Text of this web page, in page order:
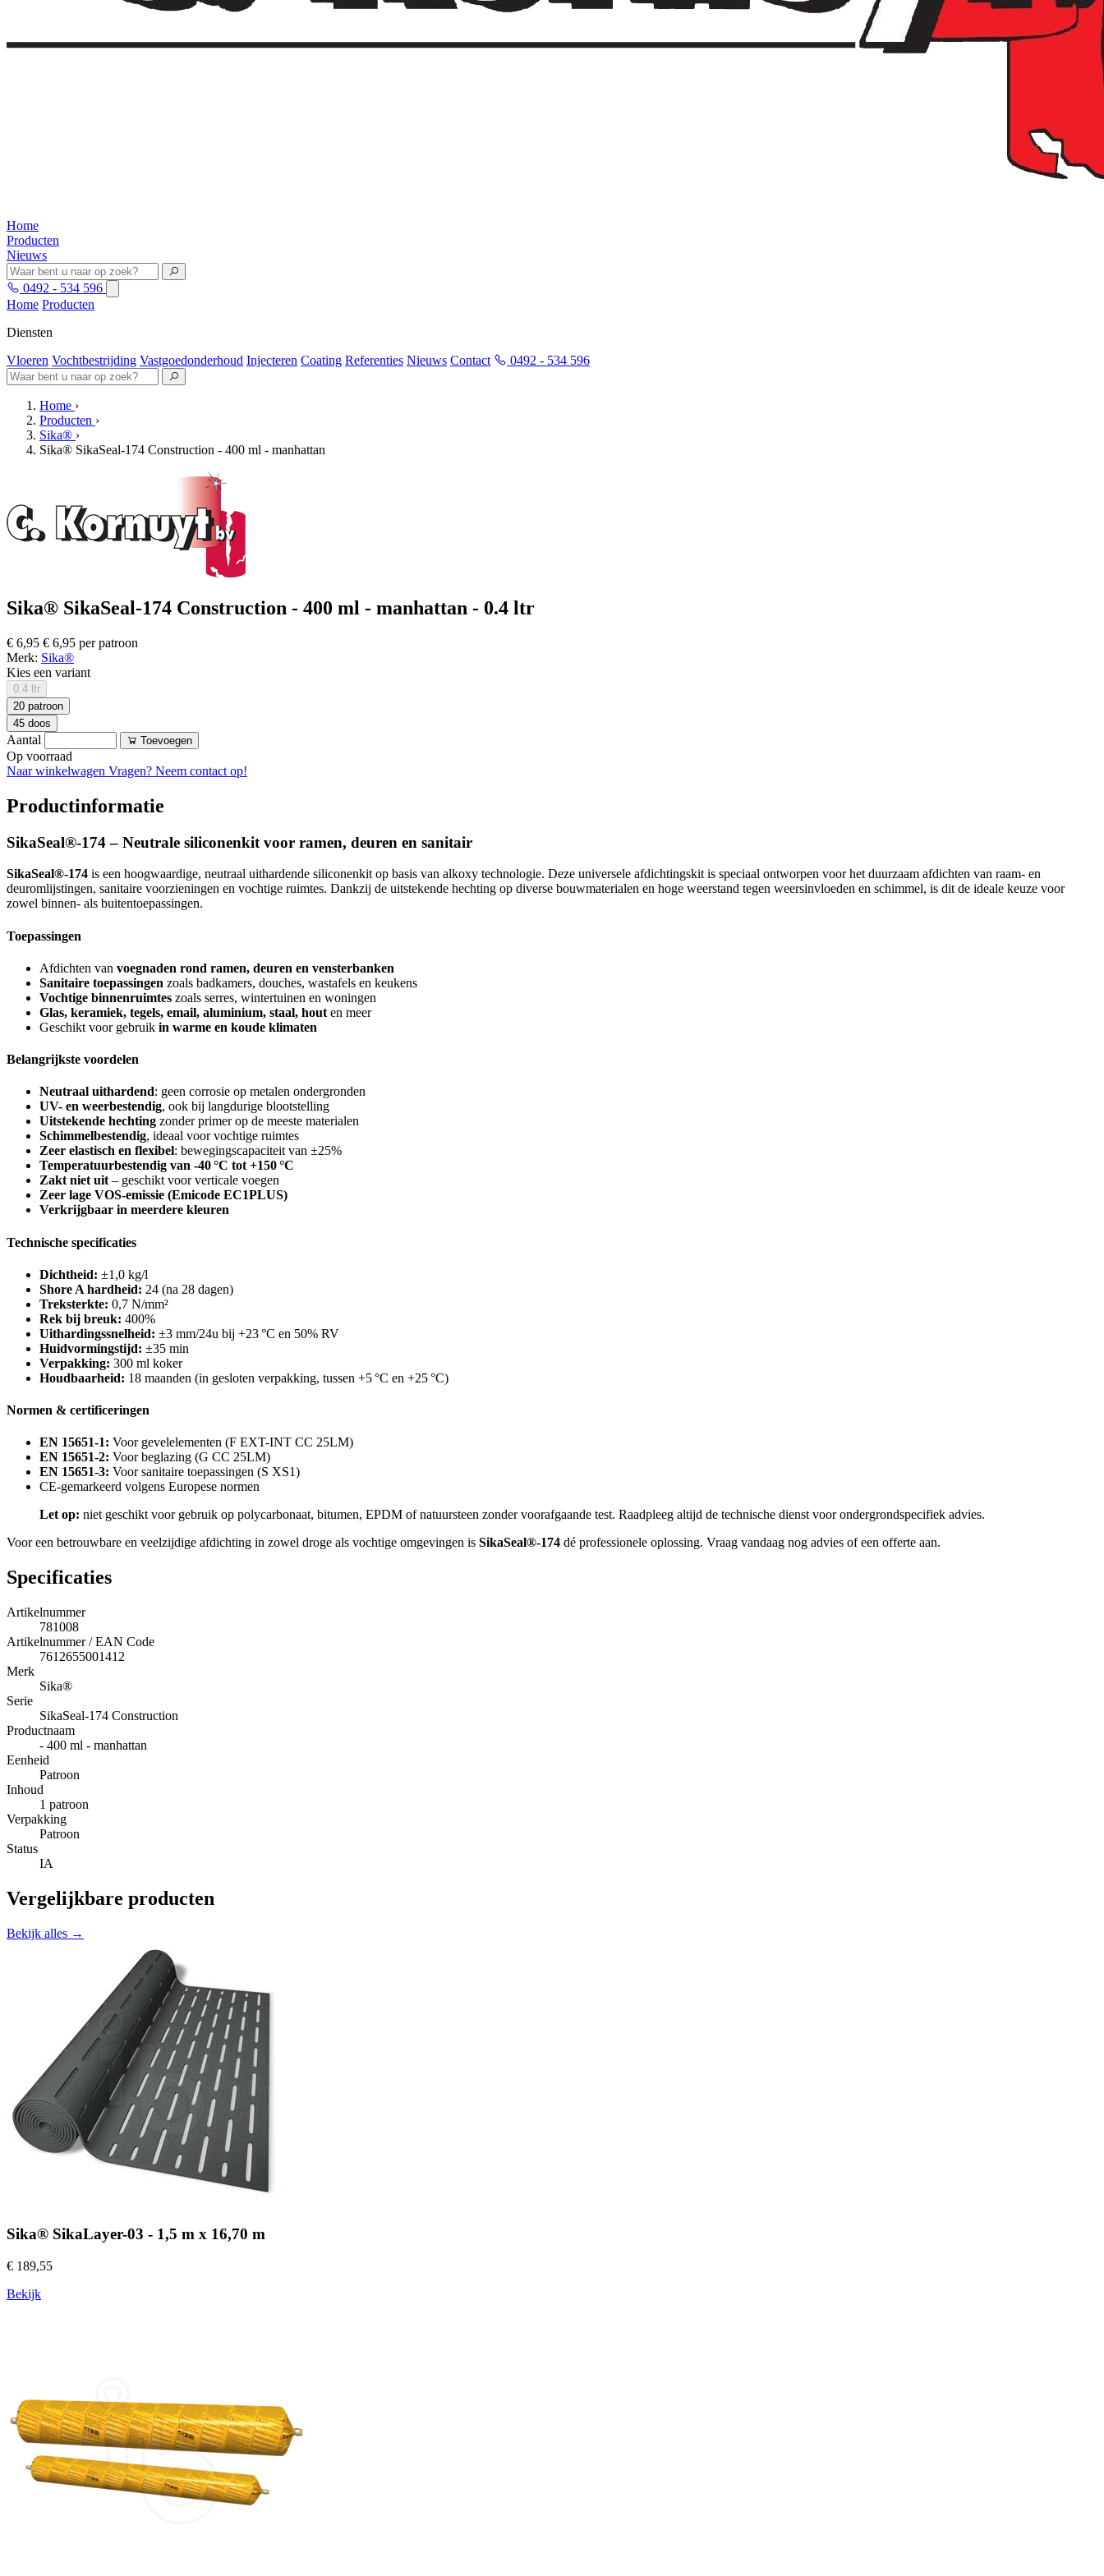
Home
Producten
Nieuws
0492 - 534 596
Home Producten
Diensten
Vloeren Vochtbestrijding Vastgoedonderhoud Injecteren Coating Referenties Nieuws Contact 0492 - 534 596
Home ›
Producten ›
Sika® ›
Sika® SikaSeal-174 Construction - 400 ml - manhattan
Sika® SikaSeal-174 Construction - 400 ml - manhattan - 0.4 ltr
€ 6,95 € 6,95 per patroon
Merk: Sika®
Kies een variant
0.4 ltr
20 patroon
45 doos
Aantal Toevoegen
Op voorraad
Naar winkelwagen Vragen? Neem contact op!
Productinformatie
SikaSeal®-174 – Neutrale siliconenkit voor ramen, deuren en sanitair
SikaSeal®-174 is een hoogwaardige, neutraal uithardende siliconenkit op basis van alkoxy technologie. Deze universele afdichtingskit is speciaal ontworpen voor het duurzaam afdichten van raam- en
deuromlijstingen, sanitaire voorzieningen en vochtige ruimtes. Dankzij de uitstekende hechting op diverse bouwmaterialen en hoge weerstand tegen weersinvloeden en schimmel, is dit de ideale keuze voor
zowel binnen- als buitentoepassingen.
Toepassingen
Afdichten van voegnaden rond ramen, deuren en vensterbanken
Sanitaire toepassingen zoals badkamers, douches, wastafels en keukens
Vochtige binnenruimtes zoals serres, wintertuinen en woningen
Glas, keramiek, tegels, email, aluminium, staal, hout en meer
Geschikt voor gebruik in warme en koude klimaten
Belangrijkste voordelen
Neutraal uithardend: geen corrosie op metalen ondergronden
UV- en weerbestendig, ook bij langdurige blootstelling
Uitstekende hechting zonder primer op de meeste materialen
Schimmelbestendig, ideaal voor vochtige ruimtes
Zeer elastisch en flexibel: bewegingscapaciteit van ±25%
Temperatuurbestendig van -40 °C tot +150 °C
Zakt niet uit– geschikt voor verticale voegen
Zeer lage VOS-emissie (Emicode EC1PLUS)
Verkrijgbaar in meerdere kleuren
Technische specificaties
Dichtheid: ±1,0 kg/l
Shore A hardheid: 24 (na 28 dagen)
Treksterkte: 0,7 N/mm²
Rek bij breuk: 400%
Uithardingssnelheid: ±3 mm/24u bij +23 °C en 50% RV
Huidvormingstijd: ±35 min
Verpakking: 300 ml koker
Houdbaarheid: 18 maanden (in gesloten verpakking, tussen +5 °C en +25 °C)
Normen & certificeringen
EN 15651-1: Voor gevelelementen (F EXT-INT CC 25LM)
EN 15651-2: Voor beglazing (G CC 25LM)
EN 15651-3: Voor sanitaire toepassingen (S XS1)
CE-gemarkeerd volgens Europese normen
Let op: niet geschikt voor gebruik op polycarbonaat, bitumen, EPDM of natuursteen zonder voorafgaande test. Raadpleeg altijd de technische dienst voor ondergrondspecifiek advies.
Voor een betrouwbare en veelzijdige afdichting in zowel droge als vochtige omgevingen is SikaSeal®-174 dé professionele oplossing. Vraag vandaag nog advies of een offerte aan.
Specificaties
Artikelnummer
781008
Artikelnummer / EAN Code
7612655001412
Merk
Sika®
Serie
SikaSeal-174 Construction
Productnaam
- 400 ml - manhattan
Eenheid
Patroon
Inhoud
1 patroon
Verpakking
Patroon
Status
IA
Vergelijkbare producten
Bekijk alles →
Sika® SikaLayer-03 - 1,5 m x 16,70 m
€ 189,55
Bekijk